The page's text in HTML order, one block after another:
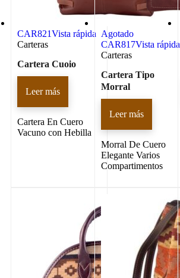
CAR821Vista rápida
Carteras
Cartera Cuoio
Leer más
Cartera En Cuero
Vacuno con Hebilla
Agotado
CAR817Vista rápida
Carteras
Cartera Tipo
Morral
Leer más
Morral De Cuero
Elegante Varios
Compartimentos